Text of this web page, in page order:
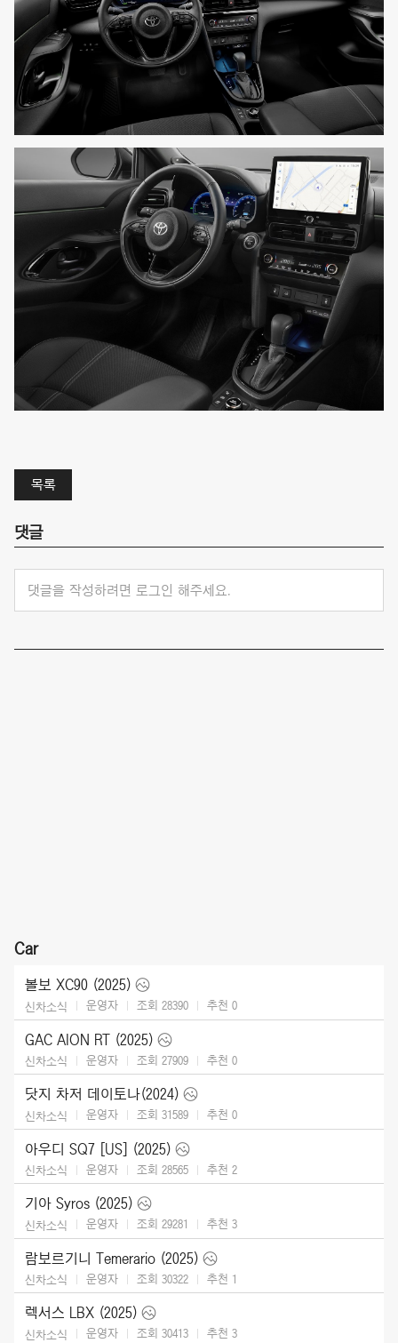
목록
댓글
댓글을 작성하려면 로그인 해주세요.
Car
볼보 XC90 (2025)
신차소식 운영자 조회 28390 추천 0
GAC AION RT (2025)
신차소식 운영자 조회 27909 추천 0
닷지 차저 데이토나(2024)
신차소식 운영자 조회 31589 추천 0
아우디 SQ7 [US] (2025)
신차소식 운영자 조회 28565 추천 2
기아 Syros (2025)
신차소식 운영자 조회 29281 추천 3
람보르기니 Temerario (2025)
신차소식 운영자 조회 30322 추천 1
렉서스 LBX (2025)
신차소식 운영자 조회 30413 추천 3